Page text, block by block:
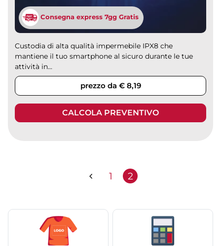
Consegna express 7gg Gratis
Custodia di alta qualità impermebile IPX8 che
mantiene il tuo smartphone al sicuro durante le tue
attività in...
prezzo da € 8,19
CALCOLA PREVENTIVO
1 2